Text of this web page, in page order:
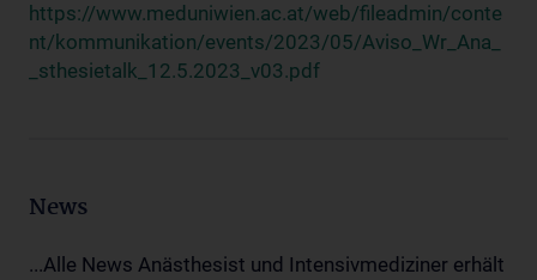
https://www.meduniwien.ac.at/web/fileadmin/conte
nt/kommunikation/events/2023/05/Aviso_Wr_Ana_
_sthesietalk_12.5.2023_v03.pdf
News
...Alle News Anästhesist und Intensivmediziner erhält